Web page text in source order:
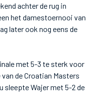
achter de rug in
het damestoernooi van
later ook nog eens de
met 5-3 te sterk voor
de Croatian Masters
sleepte Wajer met 5-2 de